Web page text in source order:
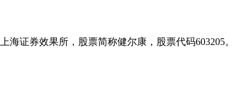
海证券效果所，股票简称健尔康，股票代码603205。